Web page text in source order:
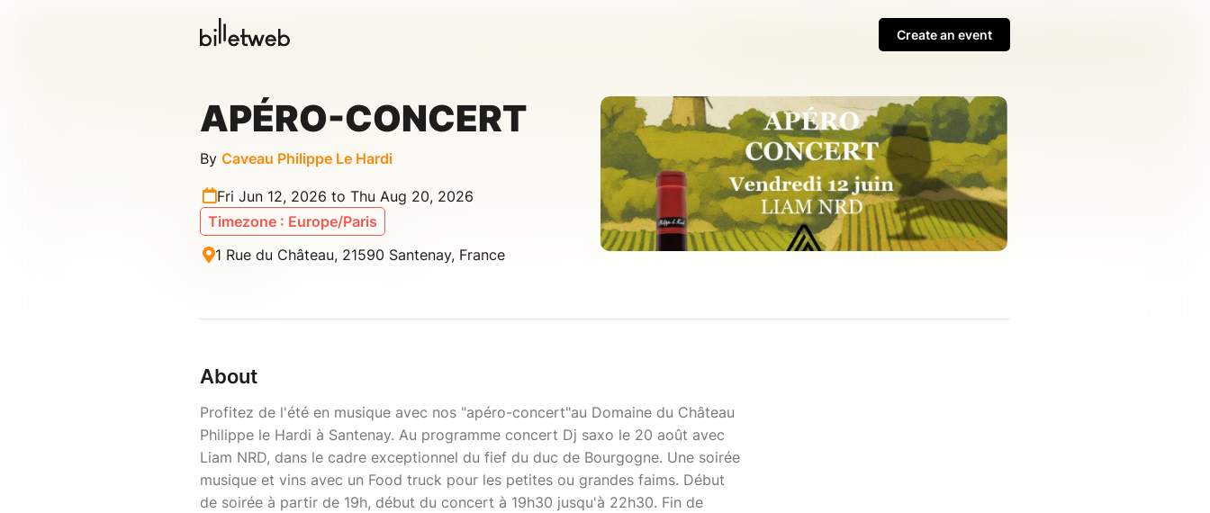
Create an event
APÉRO-CONCERT
By Caveau Philippe Le Hardi
Fri Jun 12, 2026 to Thu Aug 20, 2026
Timezone : Europe/Paris
1 Rue du Château, 21590 Santenay, France
About
Profitez de l'été en musique avec nos "apéro-concert"au Domaine du Château
Philippe le Hardi à Santenay. Au programme concert Dj saxo le 20 août avec
Liam NRD, dans le cadre exceptionnel du fief du duc de Bourgogne. Une soirée
musique et vins avec un Food truck pour les petites ou grandes faims. Début
de soirée à partir de 19h, début du concert à 19h30 jusqu'à 22h30. Fin de